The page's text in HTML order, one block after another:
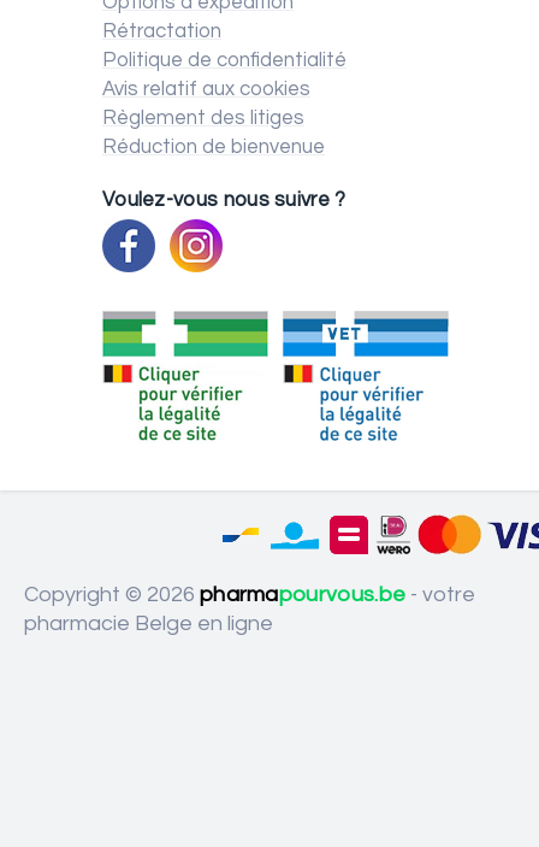
Rétractation
Politique de confidentialité
Avis relatif aux cookies
Règlement des litiges
Réduction de bienvenue
Voulez-vous nous suivre ?
Copyright © 2026 pharmapourvous.be - votre
pharmacie Belge en ligne